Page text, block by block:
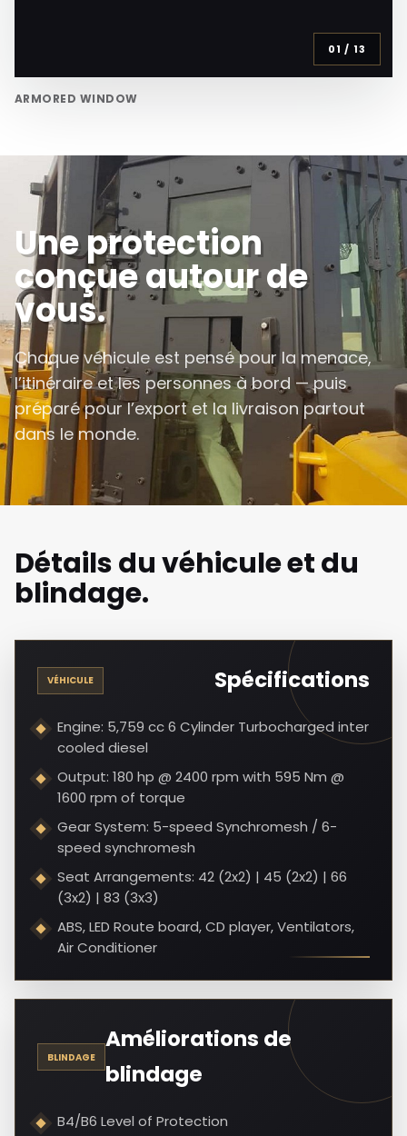
01 / 13
ARMORED WINDOW
Une protection
conçue autour de
vous.
Chaque véhicule est pensé pour la menace,
l’itinéraire et les personnes à bord — puis
préparé pour l’export et la livraison partout
dans le monde.
Détails du véhicule et du
blindage.
VÉHICULE Spécifications
Engine: 5,759 cc 6 Cylinder Turbocharged inter
cooled diesel
Output: 180 hp @ 2400 rpm with 595 Nm @
1600 rpm of torque
Gear System: 5-speed Synchromesh / 6-
speed synchromesh
Seat Arrangements: 42 (2x2) | 45 (2x2) | 66
(3x2) | 83 (3x3)
ABS, LED Route board, CD player, Ventilators,
Air Conditioner
BLINDAGE
Améliorations de
blindage
B4/B6 Level of Protection